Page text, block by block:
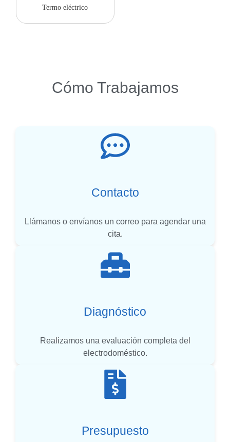
Termo eléctrico
Cómo Trabajamos
Contacto
Llámanos o envíanos un correo para agendar una
cita.
Diagnóstico
Realizamos una evaluación completa del
electrodoméstico.
Presupuesto